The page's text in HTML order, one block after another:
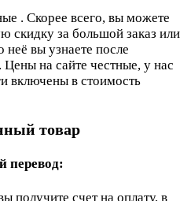
. Скорее всего, вы можете
скидку за большой заказ или
неё вы узнаете после
Цены на сайте честные, у нас
включены в стоимость
товар
перевод:
получите счет на оплату, в